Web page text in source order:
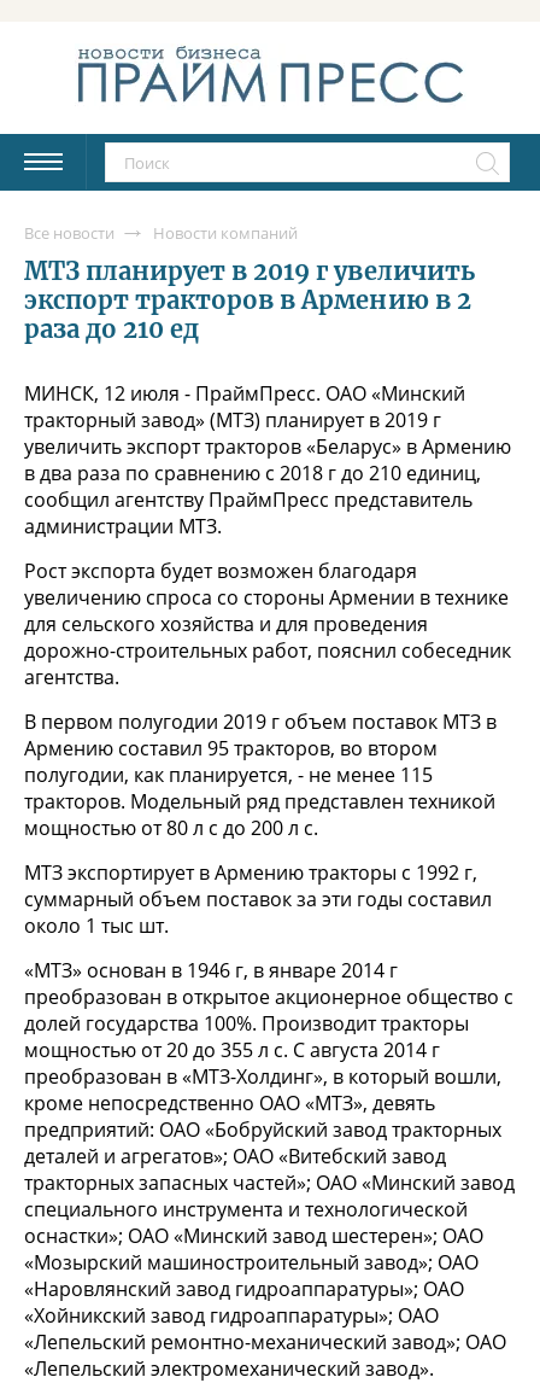
Все новости Новости компаний
МТЗ планирует в 2019 г увеличить
экспорт тракторов в Армению в 2
раза до 210 ед
МИНСК, 12 июля - ПраймПресс. ОАО «Минский
тракторный завод» (МТЗ) планирует в 2019 г
увеличить экспорт тракторов «Беларус» в Армению
в два раза по сравнению с 2018 г до 210 единиц,
сообщил агентству ПраймПресс представитель
администрации МТЗ.
Рост экспорта будет возможен благодаря
увеличению спроса со стороны Армении в технике
для сельского хозяйства и для проведения
дорожно-строительных работ, пояснил собеседник
агентства.
В первом полугодии 2019 г объем поставок МТЗ в
Армению составил 95 тракторов, во втором
полугодии, как планируется, - не менее 115
тракторов. Модельный ряд представлен техникой
мощностью от 80 л с до 200 л с.
МТЗ экспортирует в Армению тракторы с 1992 г,
суммарный объем поставок за эти годы составил
около 1 тыс шт.
«МТЗ» основан в 1946 г, в январе 2014 г
преобразован в открытое акционерное общество с
долей государства 100%. Производит тракторы
мощностью от 20 до 355 л с. С августа 2014 г
преобразован в «МТЗ-Холдинг», в который вошли,
кроме непосредственно ОАО «МТЗ», девять
предприятий: ОАО «Бобруйский завод тракторных
деталей и агрегатов»; ОАО «Витебский завод
тракторных запасных частей»; ОАО «Минский завод
специального инструмента и технологической
оснастки»; ОАО «Минский завод шестерен»; ОАО
«Мозырский машиностроительный завод»; ОАО
«Наровлянский завод гидроаппаратуры»; ОАО
«Хойникский завод гидроаппаратуры»; ОАО
«Лепельский ремонтно-механический завод»; ОАО
«Лепельский электромеханический завод».